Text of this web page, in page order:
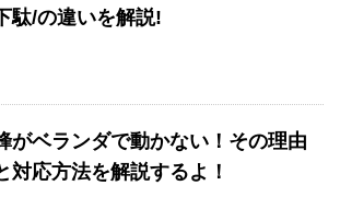
駄/の違いを解説!
がベランダで動かない！その理由
対応方法を解説するよ！